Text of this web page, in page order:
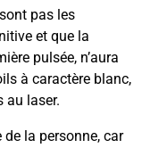
pas les
et que la
pulsée, n’aura
à caractère blanc,
au laser.
de la personne, car